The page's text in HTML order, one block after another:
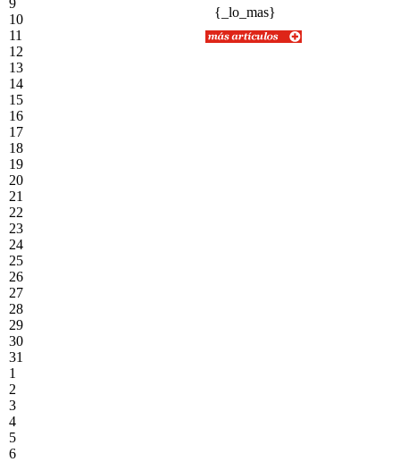
9
10
11
12
13
14
15
16
17
18
19
20
21
22
23
24
25
26
27
28
29
30
31
1
2
3
4
5
6
{_lo_mas}